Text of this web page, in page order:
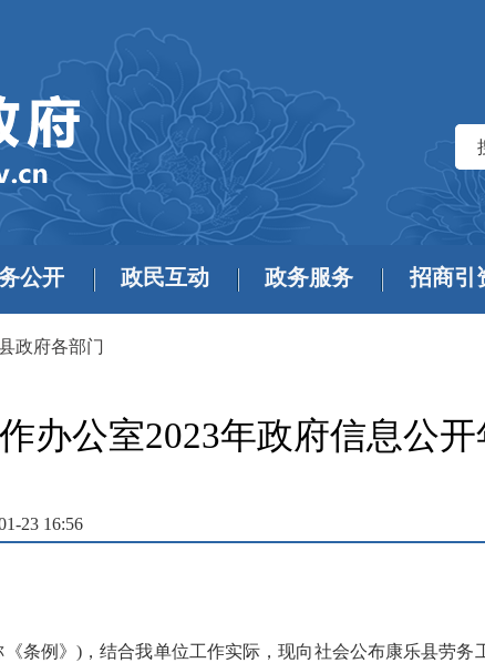
公开 政民互动 政务服务 招商引
政府各部门
办公室2023年政府信息公
23 16:56
条例》)，结合我单位工作实际，现向社会公布康乐县劳